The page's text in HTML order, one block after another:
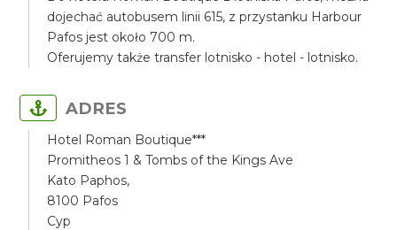
dojechać autobusem linii 615, z przystanku Harbour
Pafos jest około 700 m.
Oferujemy także transfer lotnisko - hotel - lotnisko.
ADRES
Hotel Roman Boutique***
Promitheos 1 & Tombs of the Kings Ave
Kato Paphos,
8100 Pafos
Cyp